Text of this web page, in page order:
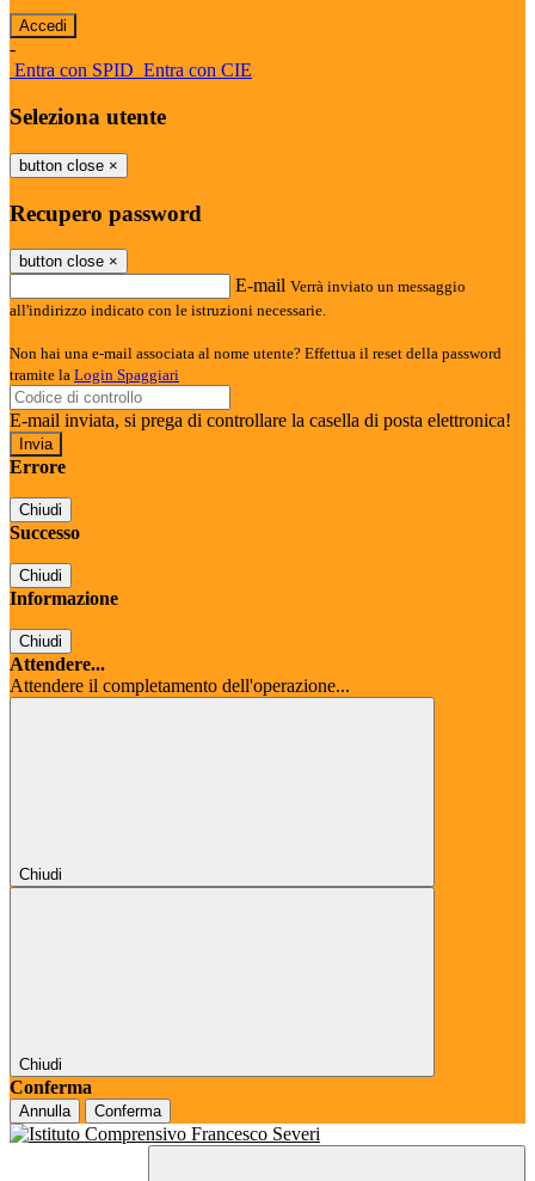
-
Entra con SPID Entra con CIE
Seleziona utente
button close ×
Recupero password
button close ×
E-mail Verrà inviato un messaggio
all'indirizzo indicato con le istruzioni necessarie.
Non hai una e-mail associata al nome utente? Effettua il reset della password
tramite la Login Spaggiari
E-mail inviata, si prega di controllare la casella di posta elettronica!
Errore
Chiudi
Successo
Chiudi
Informazione
Chiudi
Attendere...
Attendere il completamento dell'operazione...
Chiudi
Chiudi
Conferma
Annulla Conferma